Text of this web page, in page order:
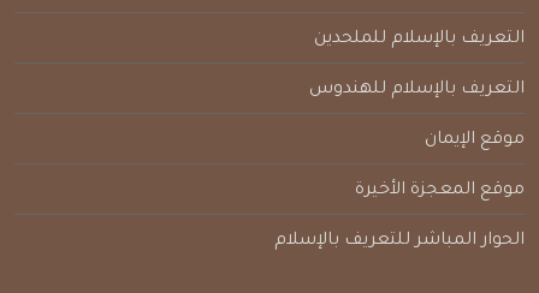
التعريف بالإسلام للملحدين
التعريف بالإسلام للهندوس
موقع الإيمان
موقع المعجزة الأخيرة
الحوار المباشر للتعريف بالإسلام